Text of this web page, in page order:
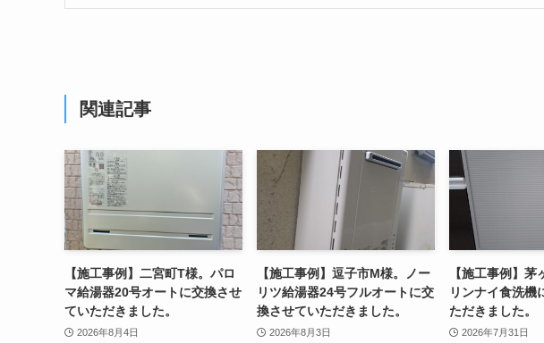
関連記事
【施工事例】二宮町T様。パロ
マ給湯器20号オートに交換させ
ていただきました。
2026年8月4日
【施工事例】逗子市M様。ノー
リツ給湯器24号フルオートに交
換させていただきました。
2026年8月3日
【施工事例】茅
リンナイ食洗機
ただきました。
2026年7月31日